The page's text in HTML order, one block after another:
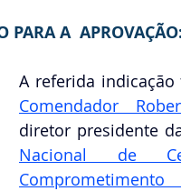
A  APROVAÇÃO:
Comendador
diretor presidente
Nacional de